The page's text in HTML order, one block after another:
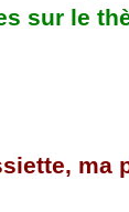
sur le
ma